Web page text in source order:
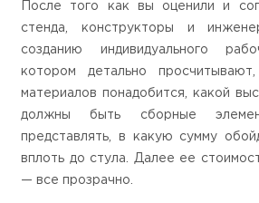
После того как вы оценили и
стенда, конструкторы и
созданию индивидуального
котором детально
материалов понадобится, какой
должны быть сборные
представлять, в какую сумму
вплоть до стула. Далее ее
— все прозрачно.